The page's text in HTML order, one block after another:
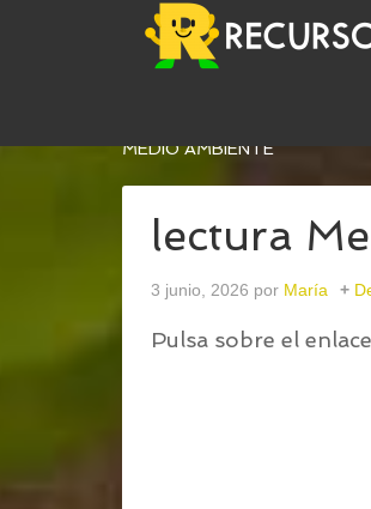
MEDIO AMBIENTE
lectura
3 junio, 2026 por María
Pulsa sobre el